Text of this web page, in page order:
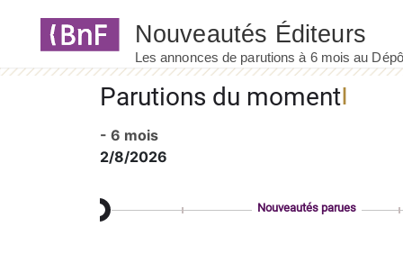
Parutions du moment
- 6 mois
2/8/2026
Nouveautés parues